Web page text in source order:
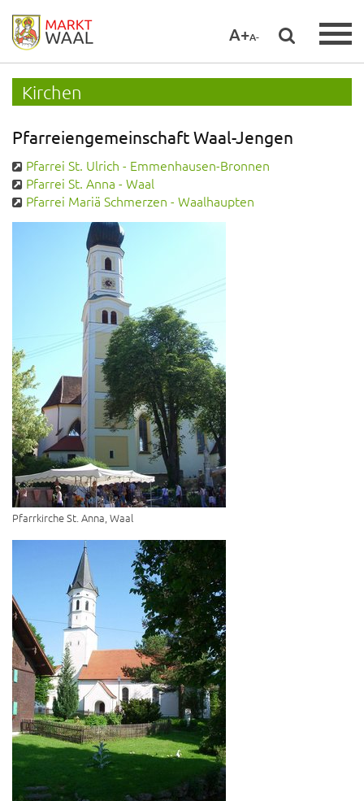
A+A-
Kirchen
Pfarreiengemeinschaft Waal-Jengen
Pfarrei St. Ulrich - Emmenhausen-Bronnen
Pfarrei St. Anna - Waal
Pfarrei Mariä Schmerzen - Waalhaupten
Pfarrkirche St. Anna, Waal